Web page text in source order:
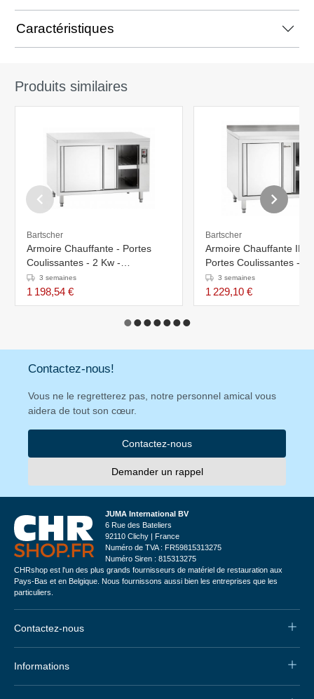
Caractéristiques
Produits similaires
Bartscher
Armoire Chauffante - Portes
Coulissantes - 2 Kw -
1000x700x(h)850 / 900mm
3 semaines
1 198,54 €
Bartscher
Armoire Chauffante
Portes Coulissantes -
2kW - 1000x700x850-
3 semaines
1 229,10 €
Contactez-nous!
Vous ne le regretterez pas, notre personnel amical vous
aidera de tout son cœur.
Contactez-nous
Demander un rappel
JUMA International BV
6 Rue des Bateliers
92110 Clichy | France
Numéro de TVA : FR59815313275
Numéro Siren : 815313275
CHRshop est l'un des plus grands fournisseurs de matériel de restauration aux
Pays-Bas et en Belgique. Nous fournissons aussi bien les entreprises que les
particuliers.
Contactez-nous
Informations